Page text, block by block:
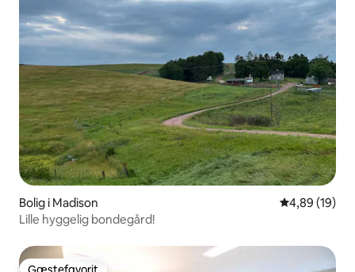
Bolig i Madison 4,89 ud af 5 i
4,89 (19)
Lille hyggelig bondegård!